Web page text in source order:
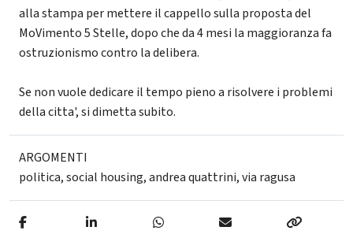
alla stampa per mettere il cappello sulla proposta del
MoVimento 5 Stelle, dopo che da 4 mesi la maggioranza fa
ostruzionismo contro la delibera.
Se non vuole dedicare il tempo pieno a risolvere i problemi
della citta', si dimetta subito.
ARGOMENTI
politica,social housing,andrea quattrini,via ragusa